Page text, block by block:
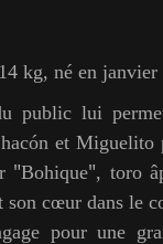
kg, né en janvier
public lui
et
"Bohique", toro
cœur dans le
pour une